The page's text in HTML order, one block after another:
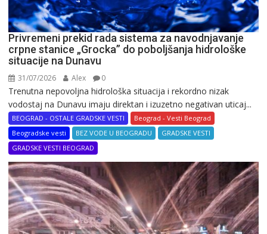
Privremeni prekid rada sistema za navodnjavanje
crpne stanice „Grocka” do poboljšanja hidrološke
situacije na Dunavu
31/07/2026 Alex 0
Trenutna nepovoljna hidrološka situacija i rekordno nizak
vodostaj na Dunavu imaju direktan i izuzetno negativan uticaj...
BEOGRAD - OSTALE GRADSKE VESTI
Beograd - Vesti Beograd
Beogradske vesti
BEZ VODE U BEOGRADU
GRADSKE VESTI
GRADSKE VESTI BEOGRAD